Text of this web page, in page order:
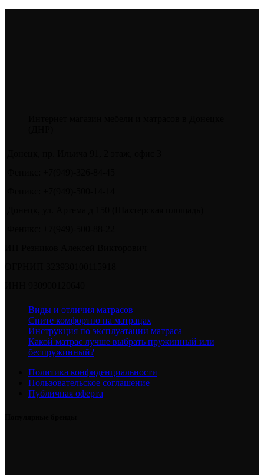
Виды и отличия матрасов
Спите комфортно на матрацах
Инструкция по эксплуатации матраса
Какой матрас лучше выбрать пружинный или
беспружинный?
Политика конфиденциальности
Пользовательское соглашение
Публичная оферта